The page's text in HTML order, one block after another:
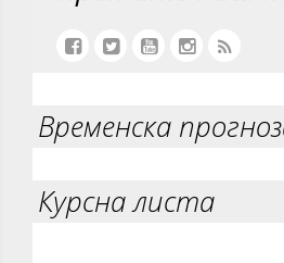
Временска
Курсна листа